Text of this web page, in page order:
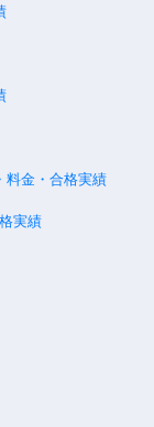
料金・合格実績
実績